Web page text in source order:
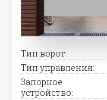
Тип ворот:
Тип управления:
Запорное
устройство: